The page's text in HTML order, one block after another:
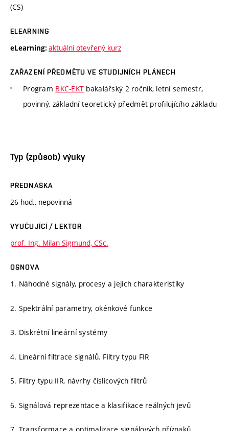
(CS)
ELEARNING
eLearning: aktuální otevřený kurz
ZAŘAZENÍ PŘEDMĚTU VE STUDIJNÍCH PLÁNECH
Program BKC-EKT bakalářský 2 ročník, letní semestr,
povinný, základní teoretický předmět profilujícího základu
Typ (způsob) výuky
PŘEDNÁŠKA
26 hod., nepovinná
VYUČUJÍCÍ / LEKTOR
prof. Ing. Milan Sigmund, CSc.
OSNOVA
1. Náhodné signály, procesy a jejich charakteristiky
2. Spektrální parametry, okénkové funkce
3. Diskrétní lineární systémy
4. Lineární filtrace signálů. Filtry typu FIR
5. Filtry typu IIR, návrhy číslicových filtrů
6. Signálová reprezentace a klasifikace reálných jevů